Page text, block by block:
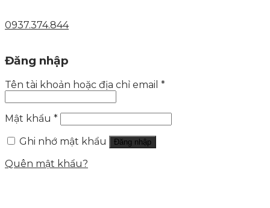
0937.374.844
Đăng nhập
Tên tài khoản hoặc địa chỉ email *
Mật khẩu *
Ghi nhớ mật khẩu
Đăng nhập
Quên mật khẩu?